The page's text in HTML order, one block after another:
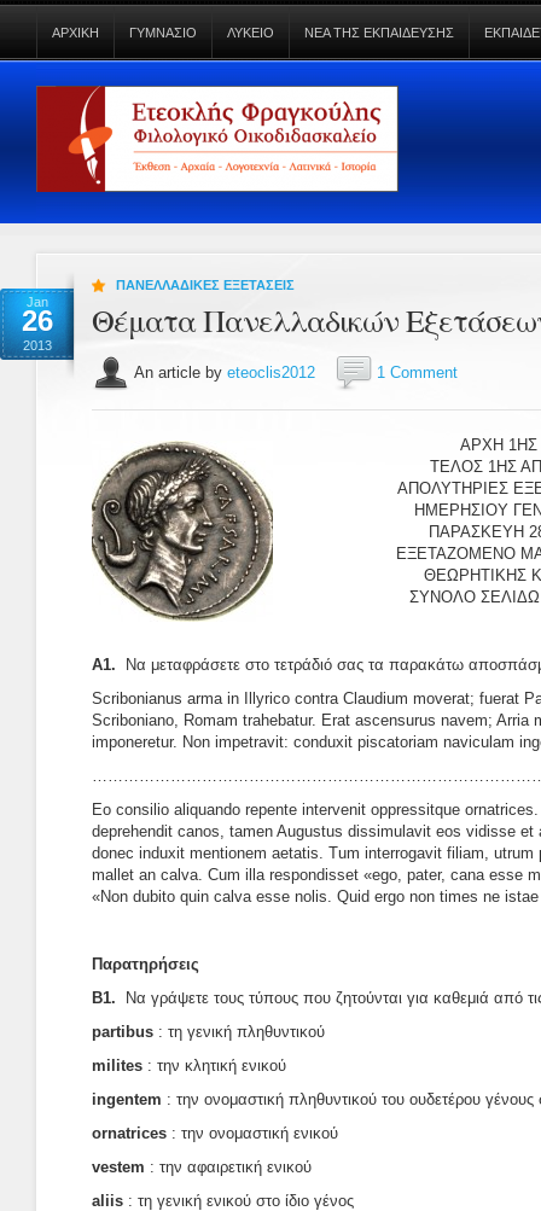
ΑΡΧΙΚΗ ΓΥΜΝΑΣΙΟ ΛΥΚΕΙΟ ΝΕΑ ΤΗΣ ΕΚΠΑΙΔΕΥΣΗΣ
Jan
26
2013
ΠΑΝΕΛΛΑΔΙΚΕΣ ΕΞΕΤΑΣΕΙΣ
Θέματα Πανελλαδικών
An article by eteoclis2012 1 Comment
ΑΡΧΗ 1ΗΣ
ΤΕΛΟΣ 1ΗΣ
ΑΠΟΛΥΤΗΡΙΕΣ
ΗΜΕΡΗΣΙΟΥ
ΠΑΡΑΣΚΕΥΗ
ΕΞΕΤΑΖΟΜΕΝΟ
ΘΕΩΡΗΤΙΚΗΣ
ΣΥΝΟΛΟ
Α1. Να μεταφράσετε στο τετράδιό σας τα παρακάτω
Scribonianus arma in Illyrico contra Claudium moverat; fuerat
Scriboniano, Romam trahebatur. Erat ascensurus navem; Arria
imponeretur. Non impetravit: conduxit piscatoriam naviculam
Eo consilio aliquando repente intervenit oppressitque
deprehendit canos, tamen Augustus dissimulavit eos vidisse
donec induxit mentionem aetatis. Tum interrogavit filiam,
mallet an calva. Cum illa respondisset «ego, pater, cana esse
«Non dubito quin calva esse nolis. Quid ergo non times ne
Παρατηρήσεις
Β1. Nα γράψετε τους τύπους που ζητούνται για καθεμιά από
partibus : τη γενική πληθυντικού
milites : την κλητική ενικού
ingentem : την ονομαστική πληθυντικού του ουδετέρου γένους
ornatrices : την ονομαστική ενικού
vestem : την αφαιρετική ενικού
aliis : τη γενική ενικού στο ίδιο γένος